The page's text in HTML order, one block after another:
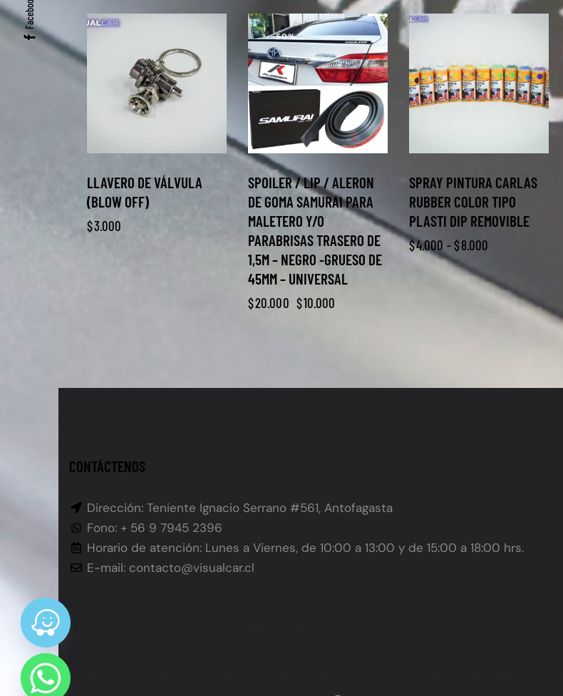
LLAVERO DE VÁLVULA
(BLOW OFF)
$3.000
-50%
SPOILER / LIP / ALERON
DE GOMA SAMURAI PARA
MALETERO Y/O
PARABRISAS TRASERO DE
1,5M – NEGRO -GRUESO DE
45MM – UNIVERSAL
$20.000 $10.000
SPRAY PINTURA CARLAS
RUBBER COLOR TIPO
PLASTI DIP REMOVIBLE
$4.000 -$8.000
CONTÁCTENOS
Dirección: Teniente Ignacio Serrano #561, Antofagasta
Fono: + 56 9 7945 2396
Horario de atención: Lunes a Viernes, de 10:00 a 13:00 y de 15:00 a 18:00 hrs.
E-mail: contacto@visualcar.cl
GRABADO DE PATENTE, GRABADO DE PATENTE VEHÍCULOS, GRABADO PATENTE AUTOS, LEY GRABADO PATENTE CHILE, OBLIGACIÓN GRABADO PATENTE, PLAZO GRABADO
Antofagasta, Seguridad vehicular Antofagasta (relacionado a láminas), Servicios automotrices Antofagasta (incluyendo polarizado y láminas), Taller de polarizado Antofagasta, Instalador de
Facebook